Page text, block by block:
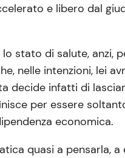
e libero dal
stato di salute,
nelle intenzioni, lei
decide infatti di
per essere
economica.
quasi a pensarla,